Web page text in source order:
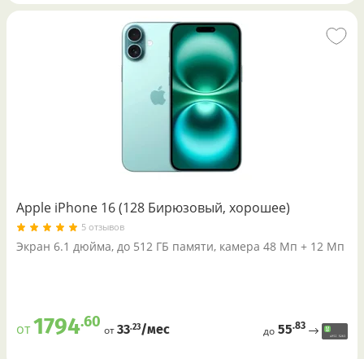
Apple iPhone 16 (128 Бирюзовый, хорошее)
5 отзывов
Экран 6.1 дюйма, до 512 ГБ памяти, камера 48 Мп + 12 Мп
от1794.60 от33.23/меc до 55.83